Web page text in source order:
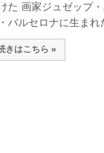
た 画家ジュゼップ
バルセロナに生ま
きはこちら »